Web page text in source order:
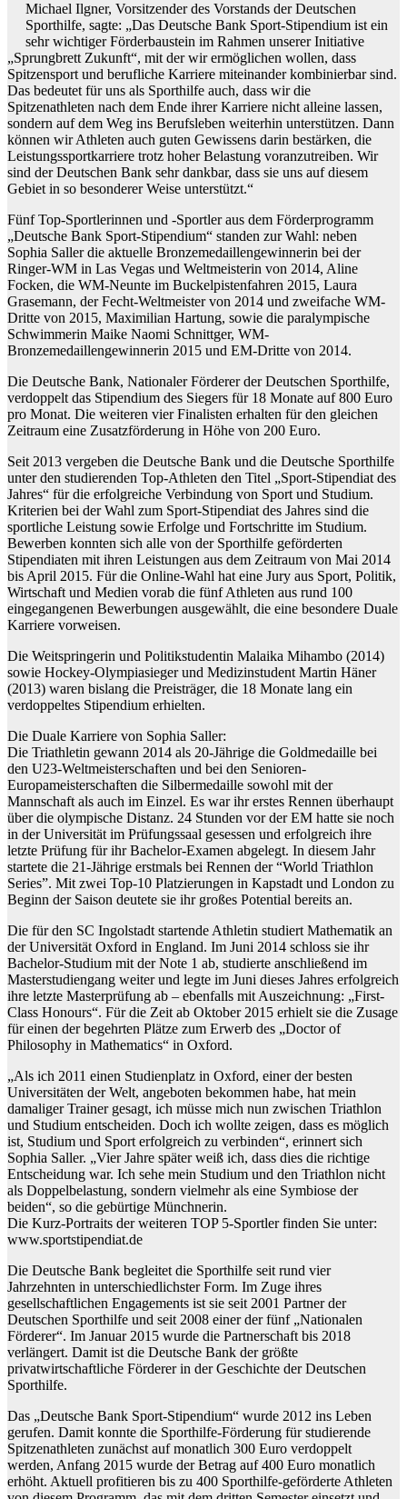
Michael Ilgner, Vorsitzender des Vorstands der Deutschen
Sporthilfe, sagte: „Das Deutsche Bank Sport-Stipendium ist ein
sehr wichtiger Förderbaustein im Rahmen unserer Initiative
„Sprungbrett Zukunft“, mit der wir ermöglichen wollen, dass
Spitzensport und berufliche Karriere miteinander kombinierbar sind.
Das bedeutet für uns als Sporthilfe auch, dass wir die
Spitzenathleten nach dem Ende ihrer Karriere nicht alleine lassen,
sondern auf dem Weg ins Berufsleben weiterhin unterstützen. Dann
können wir Athleten auch guten Gewissens darin bestärken, die
Leistungssportkarriere trotz hoher Belastung voranzutreiben. Wir
sind der Deutschen Bank sehr dankbar, dass sie uns auf diesem
Gebiet in so besonderer Weise unterstützt.“
Fünf Top-Sportlerinnen und -Sportler aus dem Förderprogramm
„Deutsche Bank Sport-Stipendium“ standen zur Wahl: neben
Sophia Saller die aktuelle Bronzemedaillengewinnerin bei der
Ringer-WM in Las Vegas und Weltmeisterin von 2014, Aline
Focken, die WM-Neunte im Buckelpistenfahren 2015, Laura
Grasemann, der Fecht-Weltmeister von 2014 und zweifache WM-
Dritte von 2015, Maximilian Hartung, sowie die paralympische
Schwimmerin Maike Naomi Schnittger, WM-
Bronzemedaillengewinnerin 2015 und EM-Dritte von 2014.
Die Deutsche Bank, Nationaler Förderer der Deutschen Sporthilfe,
verdoppelt das Stipendium des Siegers für 18 Monate auf 800 Euro
pro Monat. Die weiteren vier Finalisten erhalten für den gleichen
Zeitraum eine Zusatzförderung in Höhe von 200 Euro.
Seit 2013 vergeben die Deutsche Bank und die Deutsche Sporthilfe
unter den studierenden Top-Athleten den Titel „Sport-Stipendiat des
Jahres“ für die erfolgreiche Verbindung von Sport und Studium.
Kriterien bei der Wahl zum Sport-Stipendiat des Jahres sind die
sportliche Leistung sowie Erfolge und Fortschritte im Studium.
Bewerben konnten sich alle von der Sporthilfe geförderten
Stipendiaten mit ihren Leistungen aus dem Zeitraum von Mai 2014
bis April 2015. Für die Online-Wahl hat eine Jury aus Sport, Politik,
Wirtschaft und Medien vorab die fünf Athleten aus rund 100
eingegangenen Bewerbungen ausgewählt, die eine besondere Duale
Karriere vorweisen.
Die Weitspringerin und Politikstudentin Malaika Mihambo (2014)
sowie Hockey-Olympiasieger und Medizinstudent Martin Häner
(2013) waren bislang die Preisträger, die 18 Monate lang ein
verdoppeltes Stipendium erhielten.
Die Duale Karriere von Sophia Saller:
Die Triathletin gewann 2014 als 20-Jährige die Goldmedaille bei
den U23-Weltmeisterschaften und bei den Senioren-
Europameisterschaften die Silbermedaille sowohl mit der
Mannschaft als auch im Einzel. Es war ihr erstes Rennen überhaupt
über die olympische Distanz. 24 Stunden vor der EM hatte sie noch
in der Universität im Prüfungssaal gesessen und erfolgreich ihre
letzte Prüfung für ihr Bachelor-Examen abgelegt. In diesem Jahr
startete die 21-Jährige erstmals bei Rennen der “World Triathlon
Series”. Mit zwei Top-10 Platzierungen in Kapstadt und London zu
Beginn der Saison deutete sie ihr großes Potential bereits an.
Die für den SC Ingolstadt startende Athletin studiert Mathematik an
der Universität Oxford in England. Im Juni 2014 schloss sie ihr
Bachelor-Studium mit der Note 1 ab, studierte anschließend im
Masterstudiengang weiter und legte im Juni dieses Jahres erfolgreich
ihre letzte Masterprüfung ab – ebenfalls mit Auszeichnung: „First-
Class Honours“. Für die Zeit ab Oktober 2015 erhielt sie die Zusage
für einen der begehrten Plätze zum Erwerb des „Doctor of
Philosophy in Mathematics“ in Oxford.
„Als ich 2011 einen Studienplatz in Oxford, einer der besten
Universitäten der Welt, angeboten bekommen habe, hat mein
damaliger Trainer gesagt, ich müsse mich nun zwischen Triathlon
und Studium entscheiden. Doch ich wollte zeigen, dass es möglich
ist, Studium und Sport erfolgreich zu verbinden“, erinnert sich
Sophia Saller. „Vier Jahre später weiß ich, dass dies die richtige
Entscheidung war. Ich sehe mein Studium und den Triathlon nicht
als Doppelbelastung, sondern vielmehr als eine Symbiose der
beiden“, so die gebürtige Münchnerin.
Die Kurz-Portraits der weiteren TOP 5-Sportler finden Sie unter:
www.sportstipendiat.de
Die Deutsche Bank begleitet die Sporthilfe seit rund vier
Jahrzehnten in unterschiedlichster Form. Im Zuge ihres
gesellschaftlichen Engagements ist sie seit 2001 Partner der
Deutschen Sporthilfe und seit 2008 einer der fünf „Nationalen
Förderer“. Im Januar 2015 wurde die Partnerschaft bis 2018
verlängert. Damit ist die Deutsche Bank der größte
privatwirtschaftliche Förderer in der Geschichte der Deutschen
Sporthilfe.
Das „Deutsche Bank Sport-Stipendium“ wurde 2012 ins Leben
gerufen. Damit konnte die Sporthilfe-Förderung für studierende
Spitzenathleten zunächst auf monatlich 300 Euro verdoppelt
werden, Anfang 2015 wurde der Betrag auf 400 Euro monatlich
erhöht. Aktuell profitieren bis zu 400 Sporthilfe-geförderte Athleten